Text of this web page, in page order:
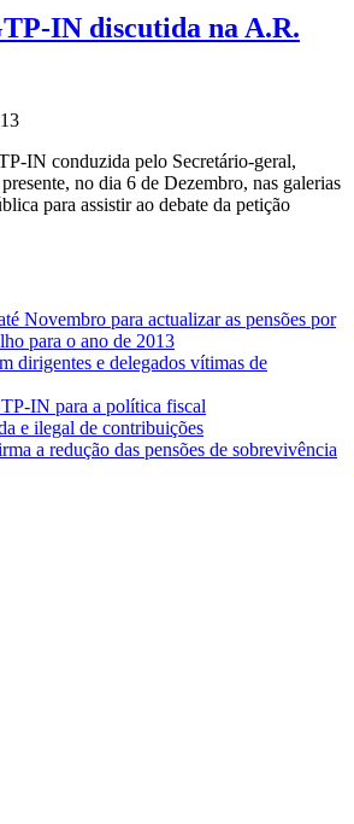
IN discutida na A.R.
IN conduzida pelo Secretário-geral,
no dia 6 de Dezembro, nas galerias
para assistir ao debate da petição
Novembro para actualizar as pensões por
para o ano de 2013
dirigentes e delegados vítimas de
IN para a política fiscal
e ilegal de contribuições
a redução das pensões de sobrevivência